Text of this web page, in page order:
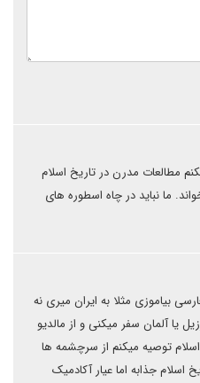
مطالعات مدرن در تاریخ اسلام
ما نباید در چاه اسطوره های
بیاموزی مثلا به ایران میری نه
یا آلمان سفر میکنی و از مالدیو
توصیه میکنم از سرچشمه ها
اسلام جذابه اما عیار آکادمیک